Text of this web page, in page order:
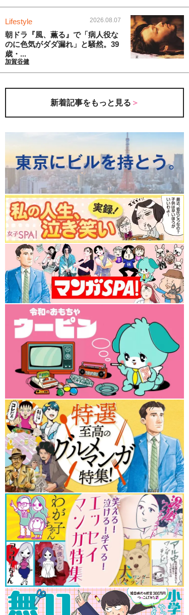
Lifestyle 2026.08.07
朝ドラ『風、薫る』で「病人役な
のに色気がダダ漏れ」と騒然。39
歳・...
加賀谷健
新着記事をもっと見る